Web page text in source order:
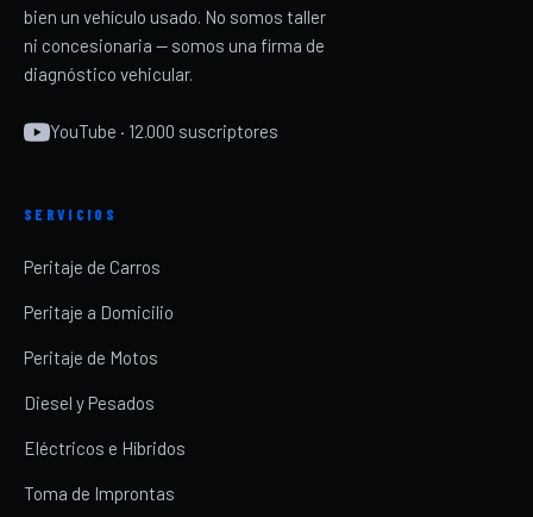
bien un vehículo usado. No somos taller
ni concesionaria — somos una firma de
diagnóstico vehicular.
YouTube · 12.000 suscriptores
SERVICIOS
Peritaje de Carros
Peritaje a Domicilio
Peritaje de Motos
Diesel y Pesados
Eléctricos e Híbridos
Toma de Improntas